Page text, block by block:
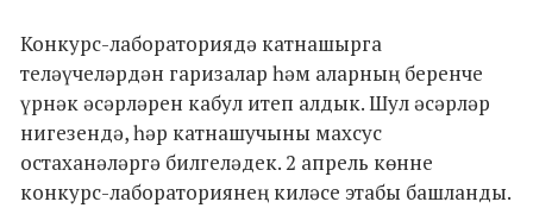
Конкурс-лабораториядә катнашырга
теләүчеләрдән гаризалар һәм аларның беренче
үрнәк әсәрләрен кабул итеп алдык. Шул әсәрләр
нигезендә, һәр катнашучыны махсус
остаханәләргә билгеләдек. 2 апрель көнне
конкурс-лабораториянең киләсе этабы башланды.